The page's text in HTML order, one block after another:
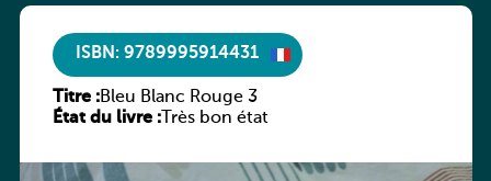
ISBN: 9789995914431
Titre :Bleu Blanc Rouge 3
État du livre :Très bon état